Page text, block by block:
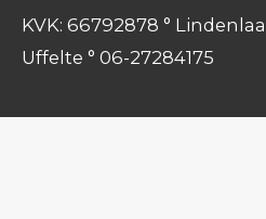
KVK: 66792878 °
Uffelte ° 06-27284175